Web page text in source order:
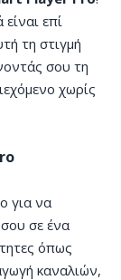
επί
τη στιγμή
σου τη
χωρίς
για να
σε ένα
όπως
καναλιών,